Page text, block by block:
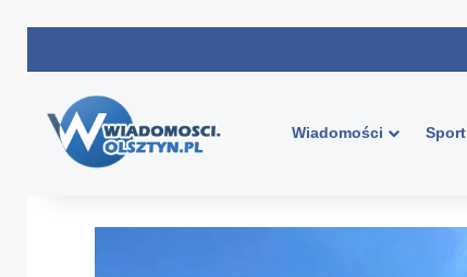
Wiadomości Sport